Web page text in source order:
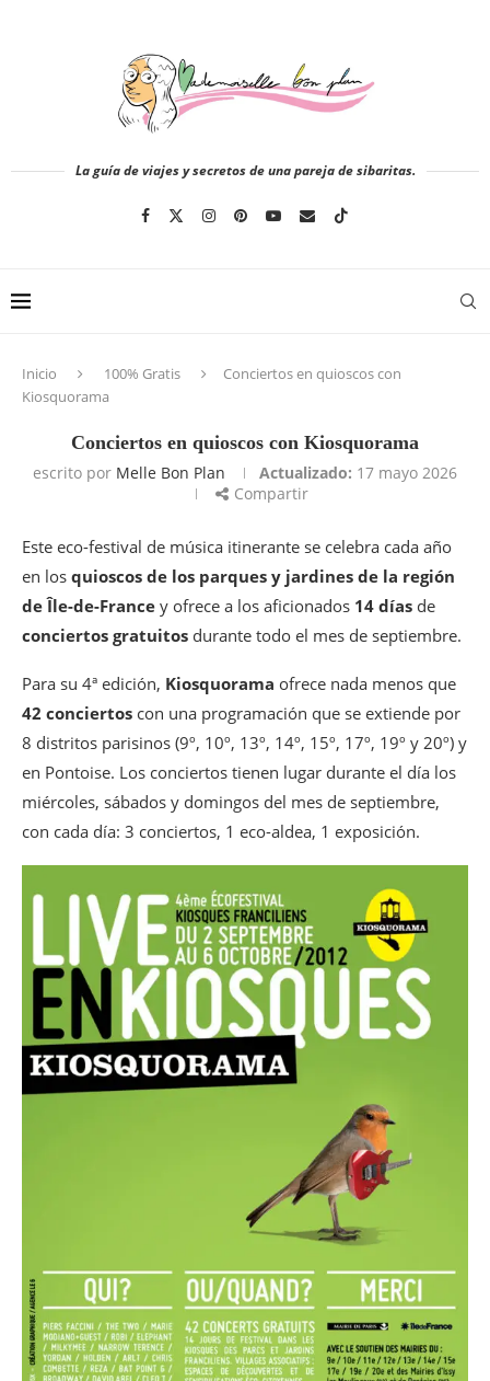
La guía de viajes y secretos de una pareja de sibaritas.
Inicio 100% Gratis
Conciertos en quioscos con
Kiosquorama
Conciertos en quioscos con Kiosquorama
escrito por Melle Bon Plan Actualizado: 17 mayo 2026
Compartir
Este eco-festival de música itinerante se celebra cada año
en los quioscos de los parques y jardines de la región
de Île-de-France y ofrece a los aficionados 14 días de
conciertos gratuitos durante todo el mes de septiembre.
Para su 4ª edición, Kiosquorama ofrece nada menos que
42 conciertos con una programación que se extiende por
8 distritos parisinos (9º, 10º, 13º, 14º, 15º, 17º, 19º y 20º) y
en Pontoise. Los conciertos tienen lugar durante el día los
miércoles, sábados y domingos del mes de septiembre,
con cada día: 3 conciertos, 1 eco-aldea, 1 exposición.